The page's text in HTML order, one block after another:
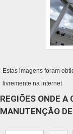
Estas imagens foram
livremente na internet
REGIÕES ONDE
MANUTENÇÃO